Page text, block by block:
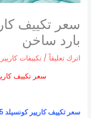
بارد ساخن
اترك تعليقاً /تكييفات
سعر تكييف كاريير
سعر تكييف كاريير كونسيلد 5 حصان بارد ساخن